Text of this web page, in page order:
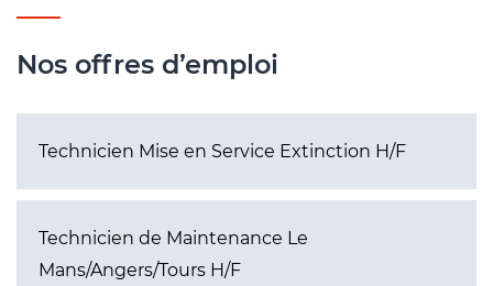
Nos offres d’emploi
Technicien Mise en Service Extinction H/F
Technicien de Maintenance Le
Mans/Angers/Tours H/F